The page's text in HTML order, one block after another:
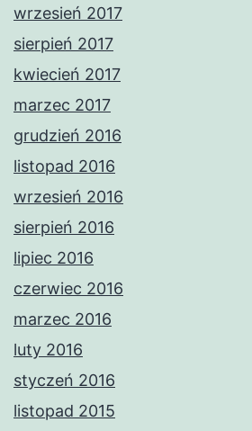
wrzesień 2017
sierpień 2017
kwiecień 2017
marzec 2017
grudzień 2016
listopad 2016
wrzesień 2016
sierpień 2016
lipiec 2016
czerwiec 2016
marzec 2016
luty 2016
styczeń 2016
listopad 2015